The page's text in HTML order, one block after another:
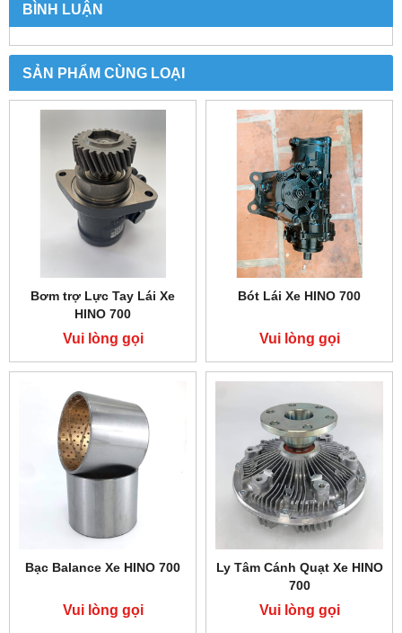
BÌNH LUẬN
SẢN PHẨM CÙNG LOẠI
Bơm trợ Lực Tay Lái Xe
HINO 700
Vui lòng gọi
Bót Lái Xe HINO 700
Vui lòng gọi
Bạc Balance Xe HINO 700
Vui lòng gọi
Ly Tâm Cánh Quạt Xe HINO
700
Vui lòng gọi